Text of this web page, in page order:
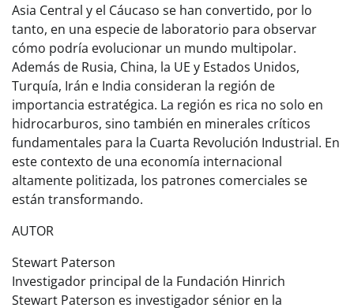
Asia Central y el Cáucaso se han convertido, por lo
tanto, en una especie de laboratorio para observar
cómo podría evolucionar un mundo multipolar.
Además de Rusia, China, la UE y Estados Unidos,
Turquía, Irán e India consideran la región de
importancia estratégica. La región es rica no solo en
hidrocarburos, sino también en minerales críticos
fundamentales para la Cuarta Revolución Industrial. En
este contexto de una economía internacional
altamente politizada, los patrones comerciales se
están transformando.
AUTOR
Stewart Paterson
Investigador principal de la Fundación Hinrich
Stewart Paterson es investigador sénior en la